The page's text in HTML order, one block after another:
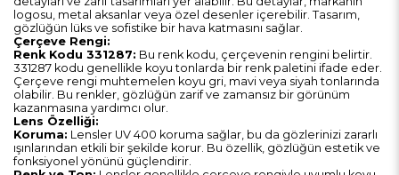
logosu, metal aksanlar veya özel desenler içerebilir. Tasarım,
gözlüğün lüks ve sofistike bir hava katmasını sağlar.
Çerçeve Rengi:
Renk Kodu 331287: Bu renk kodu, çerçevenin rengini belirtir.
331287 kodu genellikle koyu tonlarda bir renk paletini ifade eder.
Çerçeve rengi muhtemelen koyu gri, mavi veya siyah tonlarında
olabilir. Bu renkler, gözlüğün zarif ve zamansız bir görünüm
kazanmasına yardımcı olur.
Lens Özelliği:
Koruma: Lensler UV 400 koruma sağlar, bu da gözlerinizi zararlı
ışınlarından etkili bir şekilde korur. Bu özellik, gözlüğün estetik ve
fonksiyonel yönünü güçlendirir.